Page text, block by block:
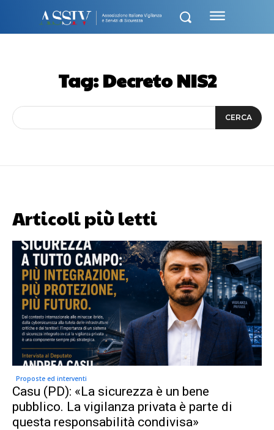
Tag:Decreto NIS2
CERCA
Articoli più letti
Proposte ed interventi
Casu (PD): «La sicurezza è un bene
pubblico. La vigilanza privata è parte di
questa responsabilità condivisa»